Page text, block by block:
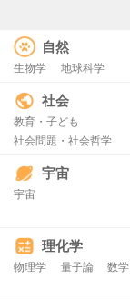
自然
生物学 地球科学
社会
教育・子ども
社会問題・社会哲学
宇宙
宇宙
理化学
物理学 量子論 数学